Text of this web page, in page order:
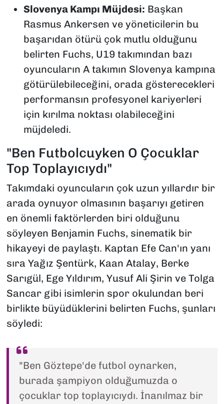
Slovenya Kampı Müjdesi: Başkan
Rasmus Ankersen ve yöneticilerin bu
başarıdan ötürü çok mutlu olduğunu
belirten Fuchs, U19 takımından bazı
oyuncuların A takımın Slovenya kampına
götürülebileceğini, orada gösterecekleri
performansın profesyonel kariyerleri
için kırılma noktası olabileceğini
müjdeledi.
"Ben Futbolcuyken O Çocuklar
Top Toplayıcıydı"
Takımdaki oyuncuların çok uzun yıllardır bir
arada oynuyor olmasının başarıyı getiren
en önemli faktörlerden biri olduğunu
söyleyen Benjamin Fuchs, sinematik bir
hikayeyi de paylaştı. Kaptan Efe Can'ın yanı
sıra Yağız Şentürk, Kaan Atalay, Berke
Sarıgül, Ege Yıldırım, Yusuf Ali Şirin ve Tolga
Sancar gibi isimlerin spor okulundan beri
birlikte büyüdüklerini belirten Fuchs, şunları
söyledi:
"Ben Göztepe'de futbol oynarken,
burada şampiyon olduğumuzda o
çocuklar top toplayıcıydı. İnanılmaz bir